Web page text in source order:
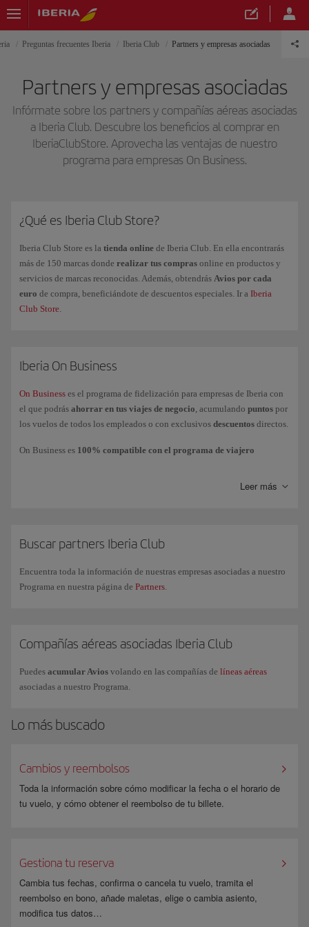
Preguntas frecuentes Iberia Iberia Club Partners y empresas asociadas
Partners y empresas asociadas
Infórmate sobre los partners y compañías aéreas asociadas
a Iberia Club. Descubre los beneficios al comprar en
IberiaClubStore. Aprovecha las ventajas de nuestro
programa para empresas On Business.
¿Qué es Iberia Club Store?
Iberia Club Store es la tienda online de Iberia Club. En ella encontrarás
más de 150 marcas donde realizar tus compras online en productos y
servicios de marcas reconocidas. Además, obtendrás Avios por cada
euro de compra, beneficiándote de descuentos especiales. Ir a Iberia
Club Store.
Iberia On Business
On Business es el programa de fidelización para empresas de Iberia con
el que podrás ahorrar en tus viajes de negocio, acumulando puntos por
los vuelos de todos los empleados o con exclusivos descuentos directos.
On Business es 100% compatible con el programa de viajero
en su cuenta o
American Airlines y realizar mejoras de clases a cabinas superiores con
Si tienes más dudas, consulta nuestra página de
Leer más
Buscar partners Iberia Club
Encuentra toda la información de nuestras empresas asociadas a nuestro
Programa en nuestra página de Partners.
Compañías aéreas asociadas Iberia Club
Puedes acumular Avios volando en las compañías de líneas aéreas
asociadas a nuestro Programa.
Lo más buscado
Cambios y reembolsos
Toda la información sobre cómo modificar la fecha o el horario de
tu vuelo, y cómo obtener el reembolso de tu billete.
Gestiona tu reserva
Cambia tus fechas, confirma o cancela tu vuelo, tramita el
reembolso en bono, añade maletas, elige o cambia asiento,
modifica tus datos…